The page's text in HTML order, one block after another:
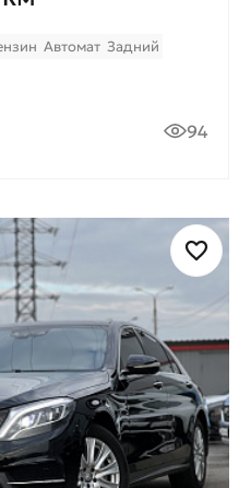
Автомат Задний
94